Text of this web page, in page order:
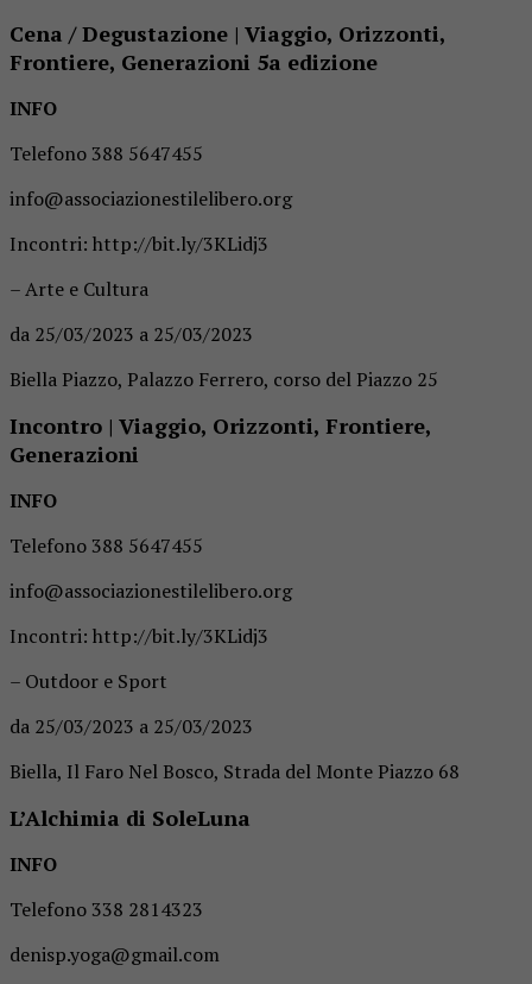
Cena / Degustazione | Viaggio, Orizzonti,
Frontiere, Generazioni 5a edizione
INFO
Telefono 388 5647455
info@associazionestilelibero.org
Incontri: http://bit.ly/3KLidj3
– Arte e Cultura
da 25/03/2023 a 25/03/2023
Biella Piazzo, Palazzo Ferrero, corso del Piazzo 25
Incontro | Viaggio, Orizzonti, Frontiere,
Generazioni
INFO
Telefono 388 5647455
info@associazionestilelibero.org
Incontri: http://bit.ly/3KLidj3
– Outdoor e Sport
da 25/03/2023 a 25/03/2023
Biella, Il Faro Nel Bosco, Strada del Monte Piazzo 68
L’Alchimia di SoleLuna
INFO
Telefono 338 2814323
denisp.yoga@gmail.com